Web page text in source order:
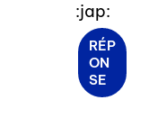
:jap:
RÉP
ON
SE